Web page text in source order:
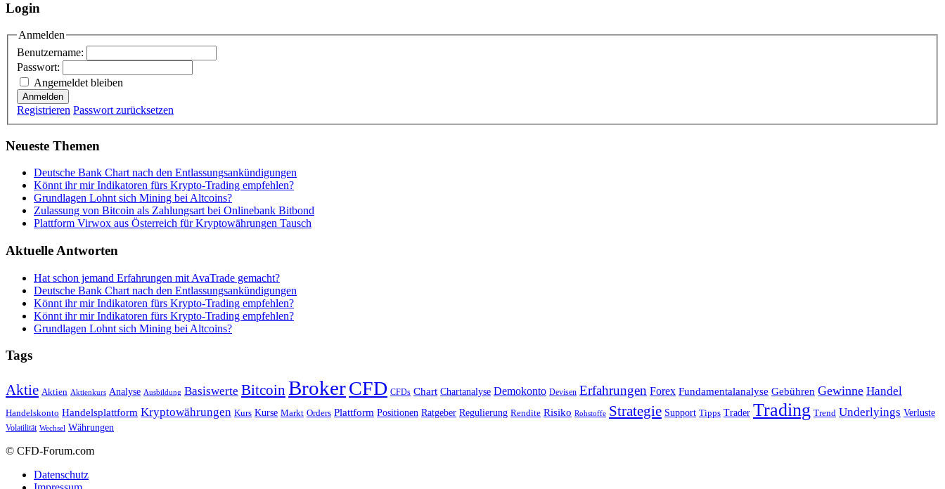
Login
Anmelden
Benutzername:
Passwort:
Angemeldet bleiben
Anmelden
Registrieren Passwort zurücksetzen
Neueste Themen
Deutsche Bank Chart nach den Entlassungsankündigungen
Könnt ihr mir Indikatoren fürs Krypto-Trading empfehlen?
Grundlagen Lohnt sich Mining bei Altcoins?
Zulassung von Bitcoin als Zahlungsart bei Onlinebank Bitbond
Plattform Virwox aus Österreich für Kryptowährungen Tausch
Aktuelle Antworten
Hat schon jemand Erfahrungen mit AvaTrade gemacht?
Deutsche Bank Chart nach den Entlassungsankündigungen
Könnt ihr mir Indikatoren fürs Krypto-Trading empfehlen?
Könnt ihr mir Indikatoren fürs Krypto-Trading empfehlen?
Grundlagen Lohnt sich Mining bei Altcoins?
Tags
Aktie Aktien Aktienkurs Analyse Ausbildung Basiswerte Bitcoin BrokerCFD CFDs Chart Chartanalyse Demokonto Devisen Erfahrungen Forex Fundamentalanalyse Gebühren Gewinne Handel
Handelskonto Handelsplattform Kryptowährungen Kurs Kurse Markt Orders Plattform Positionen Ratgeber Regulierung Rendite Risiko Rohstoffe Strategie Support Tipps Trader Trading Trend Underlyings Verluste
Volatilität Wechsel Währungen
© CFD-Forum.com
Datenschutz